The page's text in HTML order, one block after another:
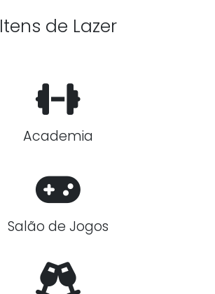
Itens de Lazer
Academia
Salão de Jogos